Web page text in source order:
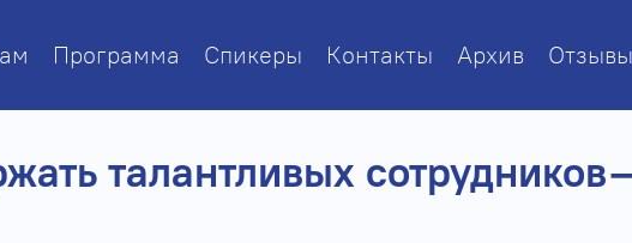
Программа Спикеры Контакты Архив Отзывы
талантливых сотрудников